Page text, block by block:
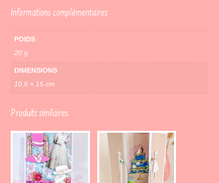
Informations complémentaires
POIDS
20 g
DIMENSIONS
10,5 × 15 cm
Produits similaires